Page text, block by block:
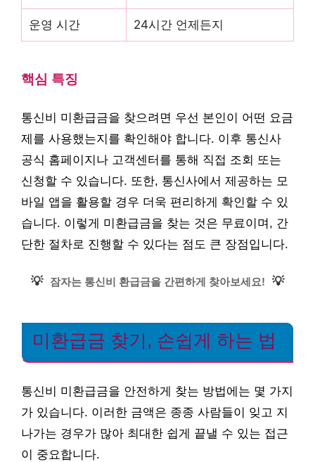
운영 시간 24시간 언제든지
핵심 특징
통신비 미환급금을 찾으려면 우선 본인이 어떤 요금
제를 사용했는지를 확인해야 합니다. 이후 통신사
공식 홈페이지나 고객센터를 통해 직접 조회 또는
신청할 수 있습니다. 또한, 통신사에서 제공하는 모
바일 앱을 활용할 경우 더욱 편리하게 확인할 수 있
습니다. 이렇게 미환급금을 찾는 것은 무료이며, 간
단한 절차로 진행할 수 있다는 점도 큰 장점입니다.
💡 잠자는 통신비 환급금을 간편하게 찾아보세요! 💡
미환급금 찾기, 손쉽게 하는 법
통신비 미환급금을 안전하게 찾는 방법에는 몇 가지
가 있습니다. 이러한 금액은 종종 사람들이 잊고 지
나가는 경우가 많아 최대한 쉽게 끝낼 수 있는 접근
이 중요합니다.